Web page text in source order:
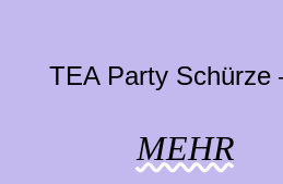
TEA Party Schürze
MEHR